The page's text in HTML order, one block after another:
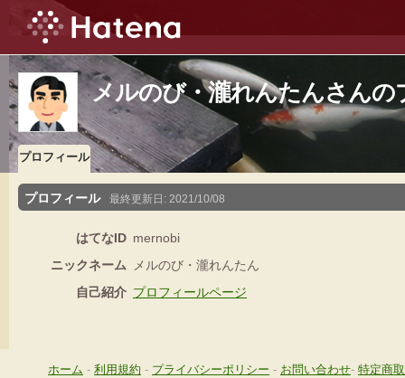
メルのび・瀧れんたんさんの
プロフィール
プロフィール 最終更新日: 2021/10/08
はてなID mernobi
ニックネーム メルのび・瀧れんたん
自己紹介 プロフィールページ
ホーム - 利用規約 - プライバシーポリシー - お問い合わせ- 特定商